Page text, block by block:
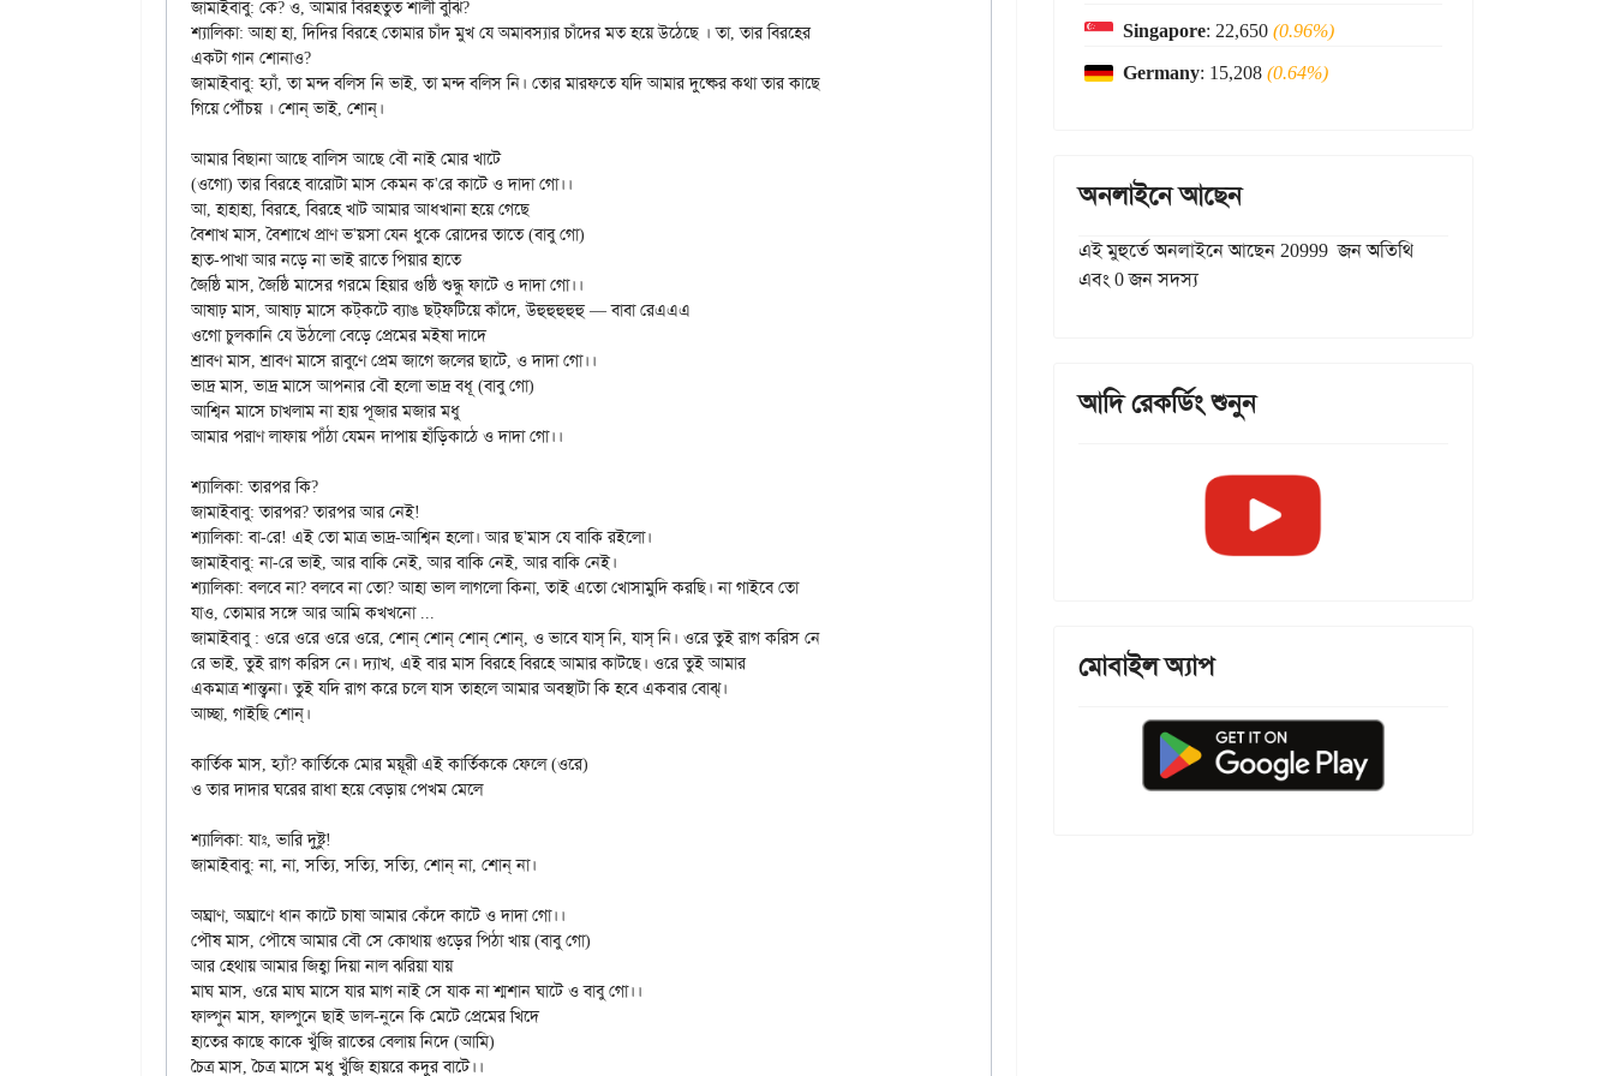
জামাইবাবু: কে? ও, আমার বিরহতুত শালী বুঝি?
শ্যালিকা: আহা হা, দিদির বিরহে তোমার চাঁদ মুখ যে অমাবস্যার চাঁদের মত হয়ে উঠেছে । তা, তার বিরহের
একটা গান শোনাও?
জামাইবাবু: হ্যাঁ, তা মন্দ বলিস নি ভাই, তা মন্দ বলিস নি। তোর মারফতে যদি আমার দুষ্কের কথা তার কাছে
গিয়ে পৌঁচয় । শোন্‌ ভাই, শোন্‌।
আমার বিছানা আছে বালিস আছে বৌ নাই মোর খাটে
(ওগো) তার বিরহে বারোটা মাস কেমন ক'রে কাটে ও দাদা গো।।
আ, হাহাহা, বিরহে, বিরহে খাট আমার আধখানা হয়ে গেছে
বৈশাখ মাস, বৈশাখে প্রাণ ভ'য়সা যেন ধুকে রোদের তাতে (বাবু গো)
হাত-পাখা আর নড়ে না ভাই রাতে পিয়ার হাতে
জৈষ্ঠি মাস, জৈষ্ঠি মাসের গরমে হিয়ার গুষ্ঠি শুদ্ধু ফাটে ও দাদা গো।।
আষাঢ় মাস, আষাঢ় মাসে কট্‌কটে ব্যাঙ ছট্‌ফটিয়ে কাঁদে, উহুহুহুহুহু — বাবা রেএএএ
ওগো চুলকানি যে উঠলো বেড়ে প্রেমের মইষা দাদে
শ্রাবণ মাস, শ্রাবণ মাসে রাবুণে প্রেম জাগে জলের ছাটে, ও দাদা গো।।
ভাদ্র মাস, ভাদ্র মাসে আপনার বৌ হলো ভাদ্র বধূ (বাবু গো)
আশ্বিন মাসে চাখলাম না হায় পূজার মজার মধু
আমার পরাণ লাফায় পাঁঠা যেমন দাপায় হাঁড়িকাঠে ও দাদা গো।।
শ্যালিকা: তারপর কি?
জামাইবাবু: তারপর? তারপর আর নেই!
শ্যালিকা: বা-রে! এই তো মাত্র ভাদ্র-আশ্বিন হলো। আর ছ'মাস যে বাকি রইলো।
জামাইবাবু: না-রে ভাই, আর বাকি নেই, আর বাকি নেই, আর বাকি নেই।
শ্যালিকা: বলবে না? বলবে না তো? আহা ভাল লাগলো কিনা, তাই এতো খোসামুদি করছি। না গাইবে তো
যাও, তোমার সঙ্গে আর আমি কখখনো ...
জামাইবাবু : ওরে ওরে ওরে ওরে, শোন্‌ শোন্‌ শোন্‌ শোন্‌, ও ভাবে যাস্‌ নি, যাস্‌ নি। ওরে তুই রাগ করিস নে
রে ভাই, তুই রাগ করিস নে। দ্যাখ, এই বার মাস বিরহে বিরহে আমার কাটছে। ওরে তুই আমার
একমাত্র শান্ত্বনা। তুই যদি রাগ করে চলে যাস তাহলে আমার অবস্থাটা কি হবে একবার বোঝ্‌।
আচ্ছা, গাইছি শোন্‌।
কার্তিক মাস, হ্যাঁ? কার্তিকে মোর ময়ূরী এই কার্তিককে ফেলে (ওরে)
ও তার দাদার ঘরের রাধা হয়ে বেড়ায় পেখম মেলে
শ্যালিকা: যাঃ, ভারি দুষ্টু!
জামাইবাবু: না, না, সত্যি, সত্যি, সত্যি, শোন্‌ না, শোন্‌ না।
অঘ্রাণ, অঘ্রাণে ধান কাটে চাষা আমার কেঁদে কাটে ও দাদা গো।।
পৌষ মাস, পৌষে আমার বৌ সে কোথায় গুড়ের পিঠা খায় (বাবু গো)
আর হেথায় আমার জিহ্বা দিয়া নাল ঝরিয়া যায়
মাঘ মাস, ওরে মাঘ মাসে যার মাগ নাই সে যাক না শ্মশান ঘাটে ও বাবু গো।।
ফাল্গুন মাস, ফাল্গুনে ছাই ডাল-নুনে কি মেটে প্রেমের খিদে
হাতের কাছে কাকে খুঁজি রাতের বেলায় নিদে (আমি)
Singapore: 22,650(0.96%)
Germany: 15,208(0.64%)
অনলাইনে আছেন
এই মুহুর্তে অনলাইনে আছেন 20999 জন অতিথি
এবং 0 জন সদস্য
আদি রেকর্ডিং শুনুন
মোবাইল অ্যাপ